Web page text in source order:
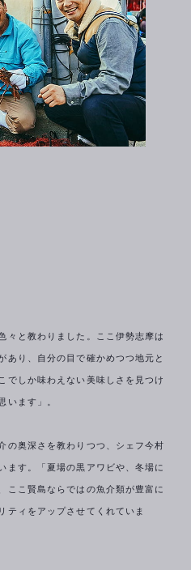
々と教わりました。ここ伊勢志摩は
あり、自分の目で確かめつつ地元と
でしか味わえない美味しさを見つけ
います」。
の奥深さを教わりつつ、シェフ今村
ます。「夏場の黒アワビや、冬場に
ここ賢島ならではの魚介類が豊富に
ティをアップさせてくれていま